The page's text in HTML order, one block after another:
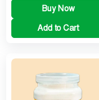
Buy Now
Add to Cart